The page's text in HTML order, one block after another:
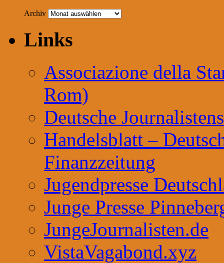
Archiv
Links
Associazione della
Rom)
Deutsche
Handelsblatt –
Finanzzeitung
Jugendpresse
Junge Presse
JungeJournalisten.de
VistaVagabond.xyz